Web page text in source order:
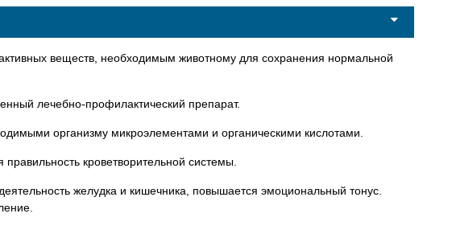
веществ, необходимым животному для сохранения нормальной
лечебно-профилактический препарат.
организму микроэлементами и органическими кислотами.
кроветворительной системы.
желудка и кишечника, повышается эмоциональный тонус.